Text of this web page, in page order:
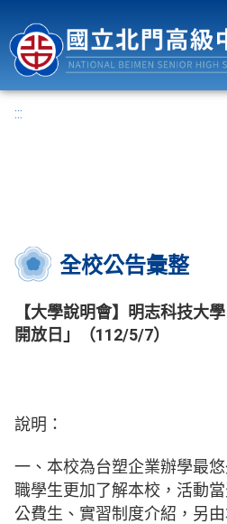
:::
全校公告彙整
【大學說明會】明志科技大
開放日」（112/5/7）
說明：
一、本校為台塑企業辦學最
職學生更加了解本校，活動
公費生、實習制度介紹，另